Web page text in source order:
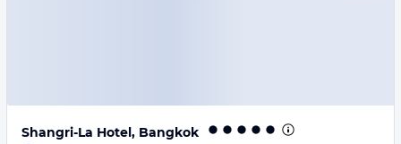
Shangri-La Hotel, Bangkok